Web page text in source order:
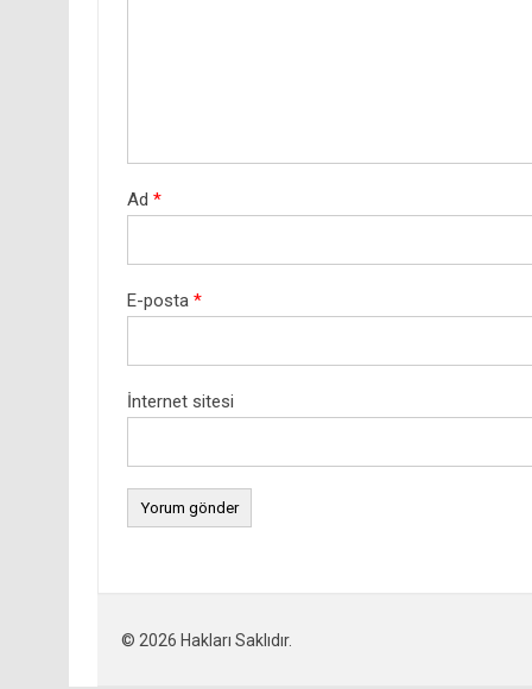
Ad *
E-posta *
İnternet sitesi
© 2026 Hakları Saklıdır.